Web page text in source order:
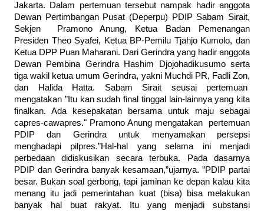
Jakarta. Dalam pertemuan tersebut nampak hadir anggota
Dewan Pertimbangan Pusat (Deperpu) PDIP Sabam Sirait,
Sekjen Pramono Anung, Ketua Badan Pemenangan
Presiden Theo Syafei, Ketua BP-Pemilu Tjahjo Kumolo, dan
Ketua DPP Puan Maharani. Dari Gerindra yang hadir anggota
Dewan Pembina Gerindra Hashim Djojohadikusumo serta
tiga wakil ketua umum Gerindra, yakni Muchdi PR, Fadli Zon,
dan Halida Hatta. Sabam Sirait seusai pertemuan
mengatakan ”Itu kan sudah final tinggal lain-lainnya yang kita
finalkan. Ada kesepakatan bersama untuk maju sebagai
capres-cawapres." Pramono Anung mengatakan pertemuan
PDIP dan Gerindra untuk menyamakan persepsi
menghadapi pilpres.”Hal-hal yang selama ini menjadi
perbedaan didiskusikan secara terbuka. Pada dasarnya
PDIP dan Gerindra banyak kesamaan,”ujarnya. ”PDIP partai
besar. Bukan soal gerbong, tapi jaminan ke depan kalau kita
menang itu jadi pemerintahan kuat (bisa) bisa melakukan
banyak hal buat rakyat. Itu yang menjadi substansi